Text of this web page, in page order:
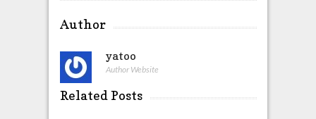
a
b
j
Author
yatoo
Author Website
Related Posts